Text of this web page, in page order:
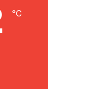
℃